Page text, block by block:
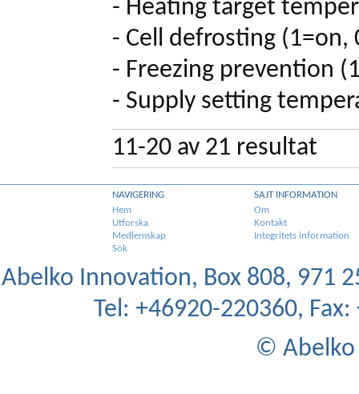
- Heating target
- Cell defrosting (1=on,
- Freezing prevention
- Supply setting
11-20 av 21 resultat
NAVIGERING
Hem
Utforska
Medlemskap
Sök
SAJT INFORMATION
Om
Kontakt
Integritets information
Abelko Innovation, Box 808, 971
Tel: +46920-220360,
© Abelko